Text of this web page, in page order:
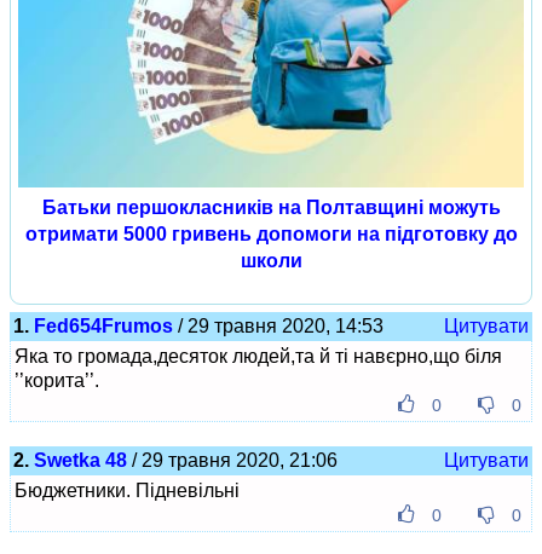
Батьки першокласників на Полтавщині можуть
отримати 5000 гривень допомоги на підготовку до
школи
1. Fed654Frumos / 29 травня 2020, 14:53
Цитувати
Яка то громада,десяток людей,та й ті навєрно,що біля
’’корита’’.
0 0
2. Swetka 48 / 29 травня 2020, 21:06
Цитувати
Бюджетники. Підневільні
0 0